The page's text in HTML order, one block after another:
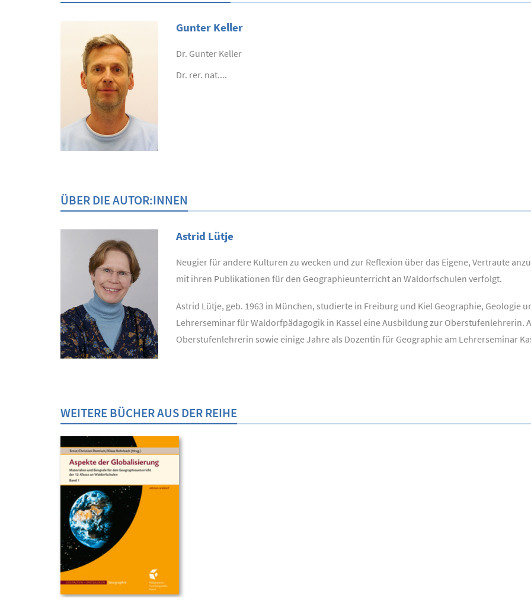
Gunter Keller
Dr. Gunter Keller
Dr. rer. nat....
ÜBER DIE AUTOR:INNEN
Astrid Lütje
Neugier für andere Kulturen zu wecken und zur Reflexion über das Eigene, Vertraute
mit ihren Publikationen für den Geographieunterricht an Waldorfschulen verfolgt.
Astrid Lütje, geb. 1963 in München, studierte in Freiburg und Kiel Geographie, Geologie
Lehrerseminar für Waldorfpädagogik in Kassel eine Ausbildung zur Oberstufenlehrerin.
Oberstufenlehrerin sowie einige Jahre als Dozentin für Geographie am Lehrerseminar
WEITERE BÜCHER AUS DER REIHE